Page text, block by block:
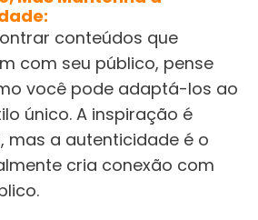
conteúdos que
com seu público, pense
você pode adaptá-los ao
único. A inspiração é
mas a autenticidade é o
cria conexão com